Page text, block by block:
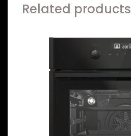
Related products